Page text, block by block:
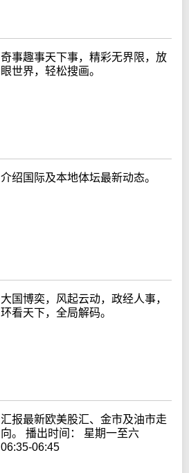
奇事趣事天下事，精彩无界限，放
眼世界，轻松搜画。
介绍国际及本地体坛最新动态。
大国博奕，风起云动，政经人事，
环看天下，全局解码。
汇报最新欧美股汇、金市及油市走
向。 播出时间： 星期一至六
06:35-06:45